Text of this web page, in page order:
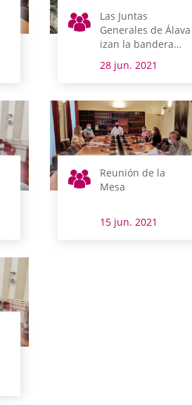
Las Juntas
Generales de Álava
izan la bandera
en el exterior de
28 jun. 2021
Reunión de la
Mesa
15 jun. 2021